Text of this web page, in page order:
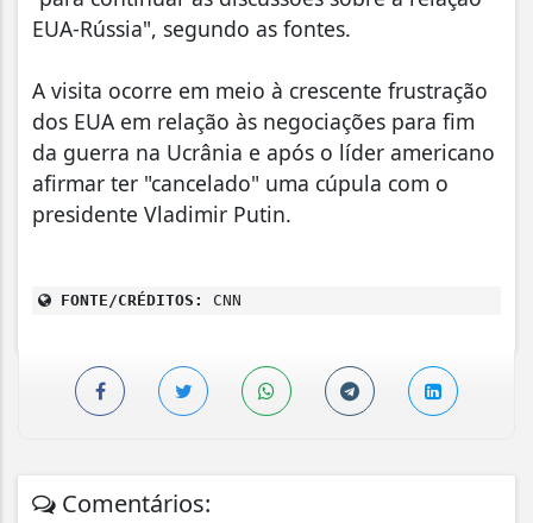
EUA-Rússia", segundo as fontes.
A visita ocorre em meio à crescente frustração
dos EUA em relação às negociações para fim
da guerra na Ucrânia e após o líder americano
afirmar ter "cancelado" uma cúpula com o
presidente Vladimir Putin.
FONTE/CRÉDITOS: CNN
Comentários: